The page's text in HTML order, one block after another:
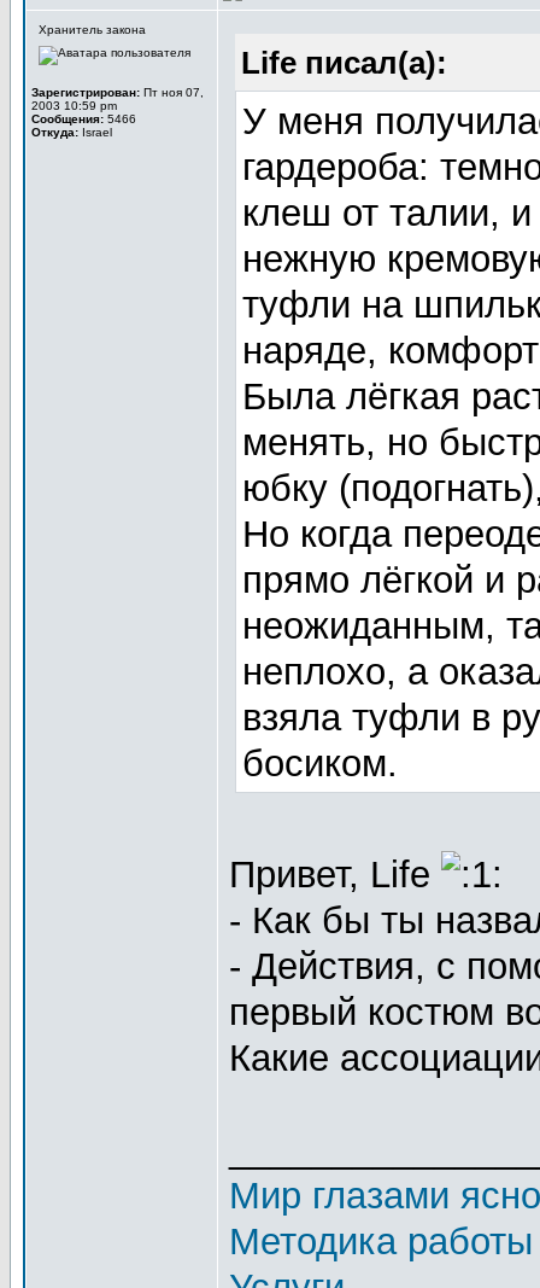
Хранитель закона
Зарегистрирован: Пт ноя 07,
2003 10:59 pm
Сообщения: 5466
Откуда: Israel
Life писал(а):
У меня
гардероба:
клеш от талии,
нежную
туфли на
наряде,
Была лёгкая
менять, но
юбку
Но когда
прямо лёгкой и
неожиданным,
неплохо, а
взяла туфли в
босиком.
Привет, Life
- Как бы ты
- Действия, с
первый костюм
Какие
Мир глазами
Методика